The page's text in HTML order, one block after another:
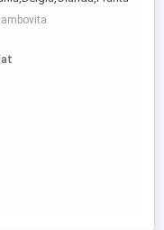
cursa 600-650 euro. Se
fiecare incarcare-
Salariu pe tara.
RENAULT EURO 6